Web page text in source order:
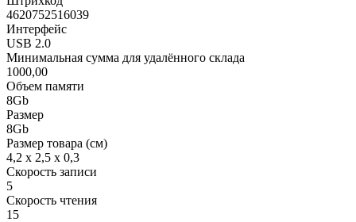
4620752516039
Интерфейс
USB 2.0
Минимальная сумма для удалённого склада
1000,00
Объем памяти
8Gb
Размер
8Gb
Размер товара (см)
4,2 х 2,5 х 0,3
Скорость записи
5
Скорость чтения
15